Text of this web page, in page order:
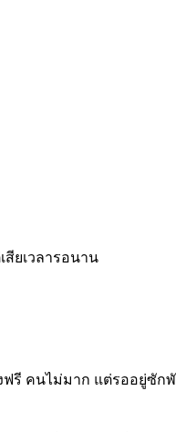
สียเวลารอนาน
รี คนไม่มาก แต่รออยู่ซัก